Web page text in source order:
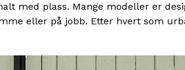
med plass. Mange modeller er
eller på jobb. Etter hvert som